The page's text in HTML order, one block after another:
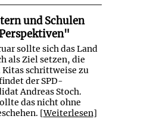
und Schulen
sollte sich das Land
als Ziel setzen, die
Kitas schrittweise zu
der SPD-
Andreas Stoch.
das nicht ohne
[Weiterlesen]